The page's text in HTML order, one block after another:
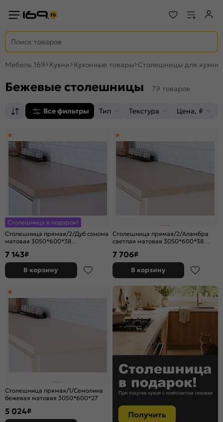
Мебель 169 Кухни Кухонные товары Столешницы для кухни
Бежевые столешницы 79 товаров
Все фильтры Тип Текстура Цена, ₽
Столешница в подарок!
Столешница прямая/2/Дуб сонома
матовая 3050*600*38
7 143₽
В корзину
Столешница прямая/2/Аламбра
светлая матовая 3050*600*38
7 706₽
В корзину
Столешница прямая/1/Семолина
бежевая матовая 3050*600*27
5 024₽